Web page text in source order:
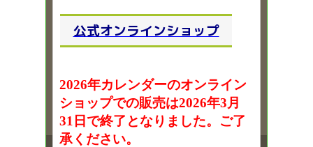
公式オンラインショップ
2026年カレンダーのオンライン
ショップでの販売は2026年3月
31日で終了となりました。ご了
承ください。